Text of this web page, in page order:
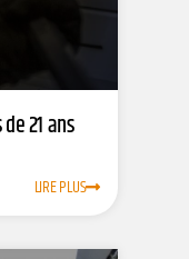
21 ans
LIRE PLUS